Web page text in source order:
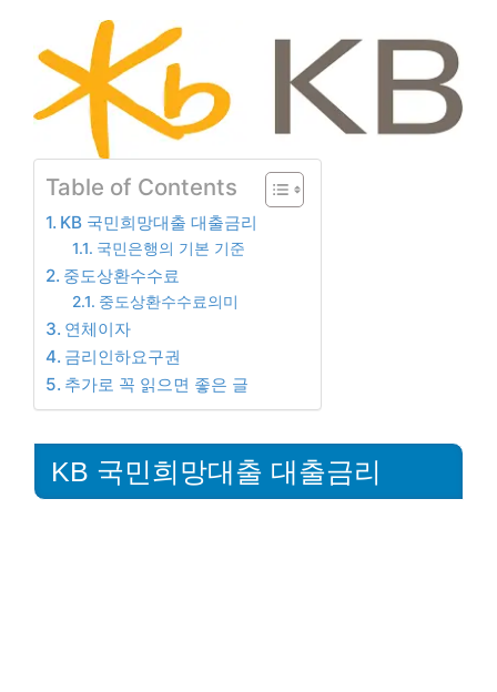
Table of Contents
KB 국민희망대출 대출금리
국민은행의 기본 기준
중도상환수수료
중도상환수수료의미
연체이자
금리인하요구권
추가로 꼭 읽으면 좋은 글
KB 국민희망대출 대출금리